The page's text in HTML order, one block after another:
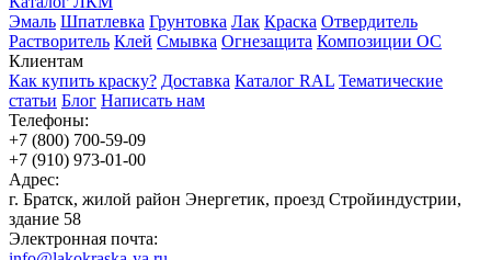
Эмаль Шпатлевка Грунтовка Лак Краска Отвердитель
Растворитель Клей Смывка Огнезащита Композиции ОС
Клиентам
Как купить краску? Доставка Каталог RAL Тематические
статьи Блог Написать нам
Телефоны:
+7 (800) 700-59-09
+7 (910) 973-01-00
Адрес:
г. Братск, жилой район Энергетик, проезд Стройиндустрии,
здание 58
Электронная почта: